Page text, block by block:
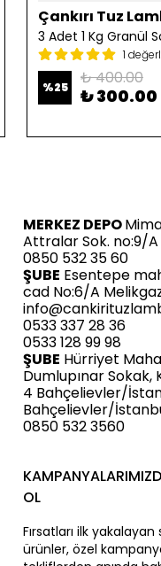
Çankırı Tuz
1
%25 ₺ 400.00
₺ 300.00
MERKEZ DEPO
Attralar Sok. no:9/A
0850 532 35 60
ŞUBE Esentepe
cad No:6/A
0533 337 28 36
0533 128 99 98
ŞUBE Hürriyet
Dumlupınar Sokak,
4 Bahçelievler/
Bahçelievler/
0850 532 3560
OL
Fırsatları ilk
ürünler, özel